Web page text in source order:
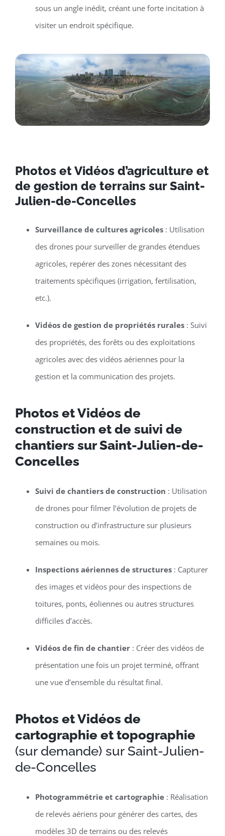
sous un angle inédit, créant une forte incitation à
visiter un endroit spécifique.
Photos et Vidéos d’agriculture et
de gestion de terrains sur Saint-
Julien-de-Concelles
Surveillance de cultures agricoles: Utilisation
des drones pour surveiller de grandes étendues
agricoles, repérer des zones nécessitant des
traitements spécifiques (irrigation, fertilisation,
etc.).
Vidéos de gestion de propriétés rurales: Suivi
des propriétés, des forêts ou des exploitations
agricoles avec des vidéos aériennes pour la
gestion et la communication des projets.
Photos et Vidéos de
construction et de suivi de
chantiers sur Saint-Julien-de-
Concelles
Suivi de chantiers de construction : Utilisation
de drones pour filmer l’évolution de projets de
construction ou d’infrastructure sur plusieurs
semaines ou mois.
Inspections aériennes de structures: Capturer
des images et vidéos pour des inspections de
toitures, ponts, éoliennes ou autres structures
difficiles d’accès.
Vidéos de fin de chantier: Créer des vidéos de
présentation une fois un projet terminé, offrant
une vue d’ensemble du résultat final.
Photos et Vidéos de
cartographie et topographie
(sur demande) sur Saint-Julien-
de-Concelles
Photogrammétrie et cartographie: Réalisation
de relevés aériens pour générer des cartes, des
modèles 3D de terrains ou des relevés